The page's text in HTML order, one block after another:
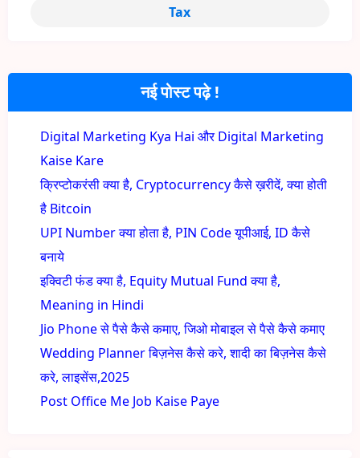
नई पोस्ट पढ़े !
Digital Marketing Kya Hai और Digital Marketing
Kaise Kare
क्रिप्टोकरंसी क्या है, Cryptocurrency कैसे ख़रीदें, क्या होती
है Bitcoin
UPI Number क्या होता है, PIN Code यूपीआई, ID कैसे
बनाये
इक्विटी फंड क्या है, Equity Mutual Fund क्या है,
Meaning in Hindi
Jio Phone से पैसे कैसे कमाए, जिओ मोबाइल से पैसे कैसे कमाए
Wedding Planner बिज़नेस कैसे करे, शादी का बिज़नेस कैसे
करे, लाइसेंस,2025
Post Office Me Job Kaise Paye
Tax